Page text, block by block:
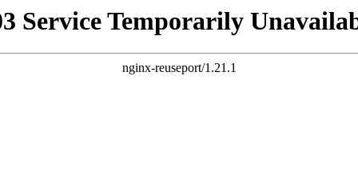
Service Temporarily
nginx-reuseport/1.21.1